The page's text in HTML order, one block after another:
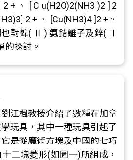
2 + 、 [ C u(H2O)2(NH3 )2 ] 2
2 + 、 [Cu(NH3)4 ]2 +。
對鎳( Ⅱ ) 氨錯離子及鋅( Ⅱ
的探討。
江楓教授介紹了數種在加拿
玩具，其中一種玩具引起了
是從魔術方塊及中國的七巧
二塊菱形(如圖一)所組成，